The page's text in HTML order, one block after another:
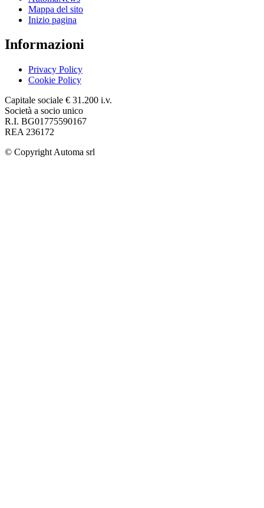
Mappa del sito
Inizio pagina
Informazioni
Privacy Policy
Cookie Policy
Capitale sociale € 31.200 i.v.
Società a socio unico
R.I. BG01775590167
REA 236172
© Copyright Automa srl